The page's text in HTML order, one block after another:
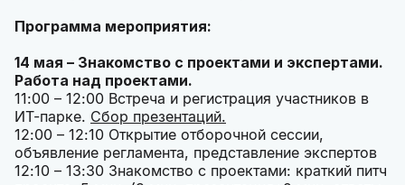
Программа мероприятия:
14 мая – Знакомство с проектами и экспертами.
Работа над проектами.
11:00 – 12:00 Встреча и регистрация участников в
ИТ-парке. Сбор презентаций.
12:00 – 12:10 Открытие отборочной сессии,
объявление регламента, представление экспертов
12:10 – 13:30 Знакомство с проектами: краткий питч